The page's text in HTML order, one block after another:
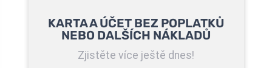
KARTA A ÚČET BEZ POPLATKŮ
NEBO DALŠÍCH NÁKLADŮ
Zjistěte více ještě dnes!